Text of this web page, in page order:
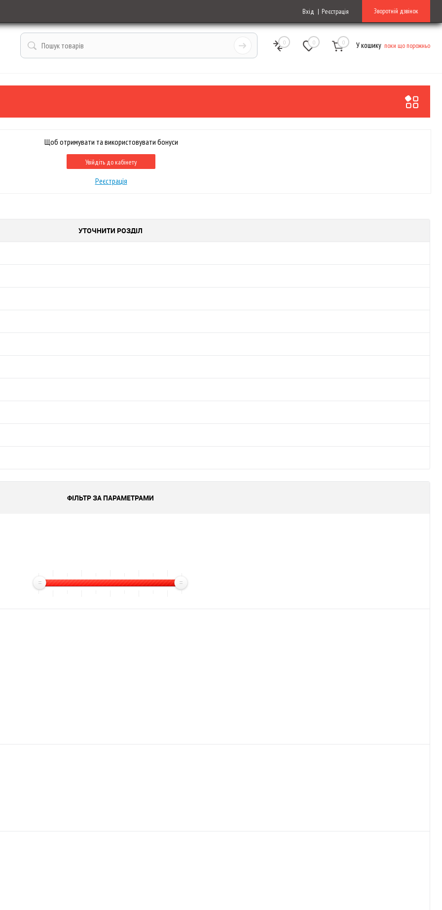
Вхід Реєстрація Зворотній дзвінок
0 0 0 У кошику поки що порожньо
Щоб отримувати та використовувати бонуси
Увійдіть до кабінету
Реєстрація
УТОЧНИТИ РОЗДІЛ
ФІЛЬТР ЗА ПАРАМЕТРАМИ